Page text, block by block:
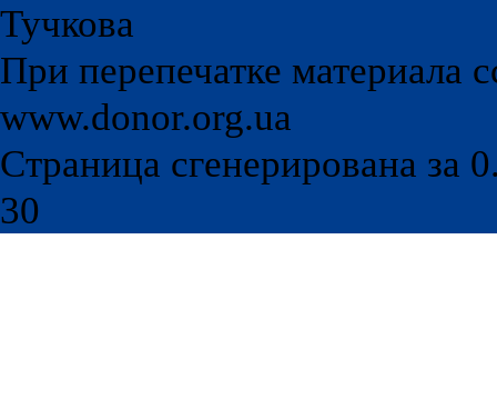
Тучкова
При перепечатке материала
www.donor.org.ua
Страница сгенерирована за
30